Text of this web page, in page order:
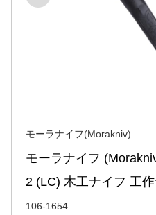
モーラナイフ(Morakniv)
モーラナイフ
2 (LC) 木工ナイフ 工
106-1654